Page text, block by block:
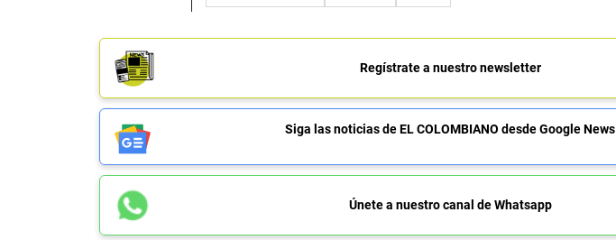
Regístrate a nuestro newsletter
Siga las noticias de EL COLOMBIANO desde Google News
Únete a nuestro canal de Whatsapp